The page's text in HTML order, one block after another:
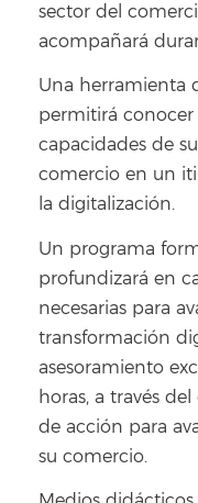
sector del
acompañará
Una herramienta
permitirá
capacidades de
comercio en un
la digitalización.
Un programa
profundizará en
necesarias para
transformación
asesoramiento
horas, a través
de acción para
su comercio.